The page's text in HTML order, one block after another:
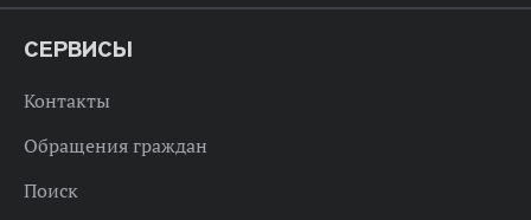
СЕРВИСЫ
Контакты
Обращения граждан
Поиск